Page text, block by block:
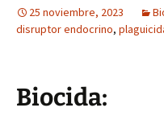
25 noviembre, 2023
disruptor endocrino,
Biocida: